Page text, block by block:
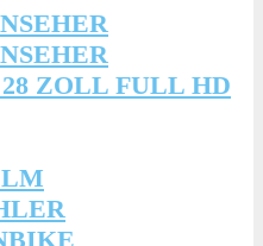
ZOLL FULL HD